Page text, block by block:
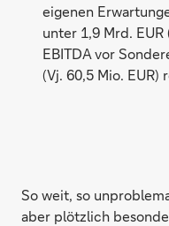
eigenen
unter 1,9 Mrd. EUR
EBITDA vor
(Vj. 60,5 Mio. EUR)
So weit, so
aber plötzlich